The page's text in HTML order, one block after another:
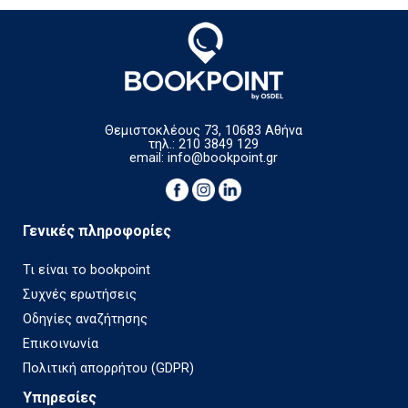
Θεμιστοκλέους 73, 10683 Αθήνα
τηλ.: 210 3849 129
email:info@bookpoint.gr
Γενικές πληροφορίες
Τι είναι το bookpoint
Συχνές ερωτήσεις
Οδηγίες αναζήτησης
Επικοινωνία
Πολιτική απορρήτου (GDPR)
Υπηρεσίες